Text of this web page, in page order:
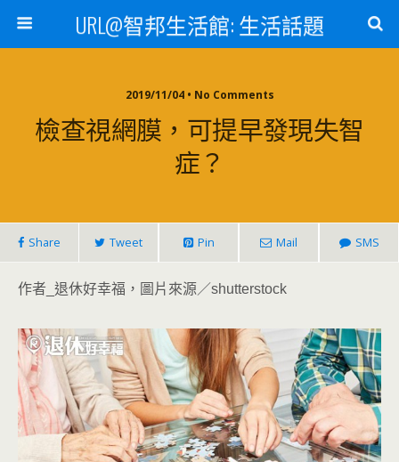
URL@智邦生活館: 生活話題
2019/11/04 • No Comments
檢查視網膜，可提早發現失智
症？
Share Tweet Pin Mail SMS
作者_退休好幸福，圖片來源／shutterstock